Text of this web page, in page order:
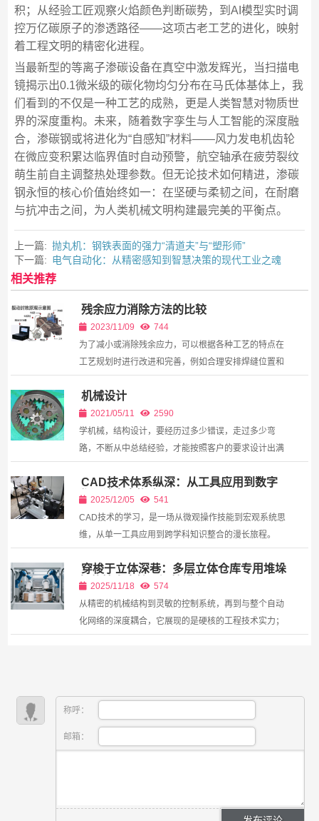
积；从经验工匠观察火焰颜色判断碳势，到AI模型实时调
控万亿碳原子的渗透路径——这项古老工艺的进化，映射
着工程文明的精密化进程。
当最新型的等离子渗碳设备在真空中激发辉光，当扫描电
镜揭示出0.1微米级的碳化物均匀分布在马氏体基体上，我
们看到的不仅是一种工艺的成熟，更是人类智慧对物质世
界的深度重构。未来，随着数字孪生与人工智能的深度融
合，渗碳钢或将进化为“自感知”材料——风力发电机齿轮
在微应变积累达临界值时自动预警，航空轴承在疲劳裂纹
萌生前自主调整热处理参数。但无论技术如何精进，渗碳
钢永恒的核心价值始终如一：在坚硬与柔韧之间，在耐磨
与抗冲击之间，为人类机械文明构建最完美的平衡点。
上一篇: 抛丸机：钢铁表面的强力“清道夫”与“塑形师”
下一篇: 电气自动化：从精密感知到智慧决策的现代工业之魂
相关推荐
残余应力消除方法的比较
2023/11/09
744
为了减小或消除残余应力，可以根据各种工艺的特点在
工艺规划时进行改进和完善，例如合理安排焊缝位置和
余应力，在型砂中埋设水管对铸件肥厚部分进行强制冷
却可...
机械设计
2021/05/11
2590
学机械，结构设计，要经历过多少错误，走过多少弯
路，不断从中总结经验，才能按照客户的要求设计出满
们个人的设计之路是一笔宝贵的财富，不管是自己的
经...
CAD技术体系纵深：从工具应用到数字
化设计生态构建
2025/12/05
541
CAD技术的学习，是一场从微观操作技能到宏观系统思
维，从单一工具应用到跨学科知识整合的漫长旅程。
穿梭于立体深巷：多层立体仓库专用堆垛
机的技术内核与智慧蝶变
2025/11/18
574
从精密的机械结构到灵敏的控制系统，再到与整个自动
化网络的深度耦合，它展现的是硬核的工程技术实力；
称呼：
邮箱：